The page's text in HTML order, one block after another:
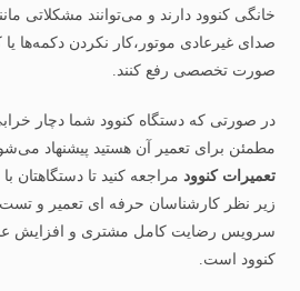
خانگی کنوود دارند و می‌توانند مشکلاتی
صدای غیرعادی موتور،کار نکردن دکمه‌ها
صورت تخصصی رفع کنند.
در صورتی که دستگاه کنوود شما دچار
مطمئن برای تعمیر آن هستید پیشنهاد
تعمیرات کنوود مراجعه کنید تا دستگاهتان
زیر نظر کارشناسان حرفه‌ ای تعمیر و
سرویس رضایت کامل مشتری و افزایش
کنوود است.